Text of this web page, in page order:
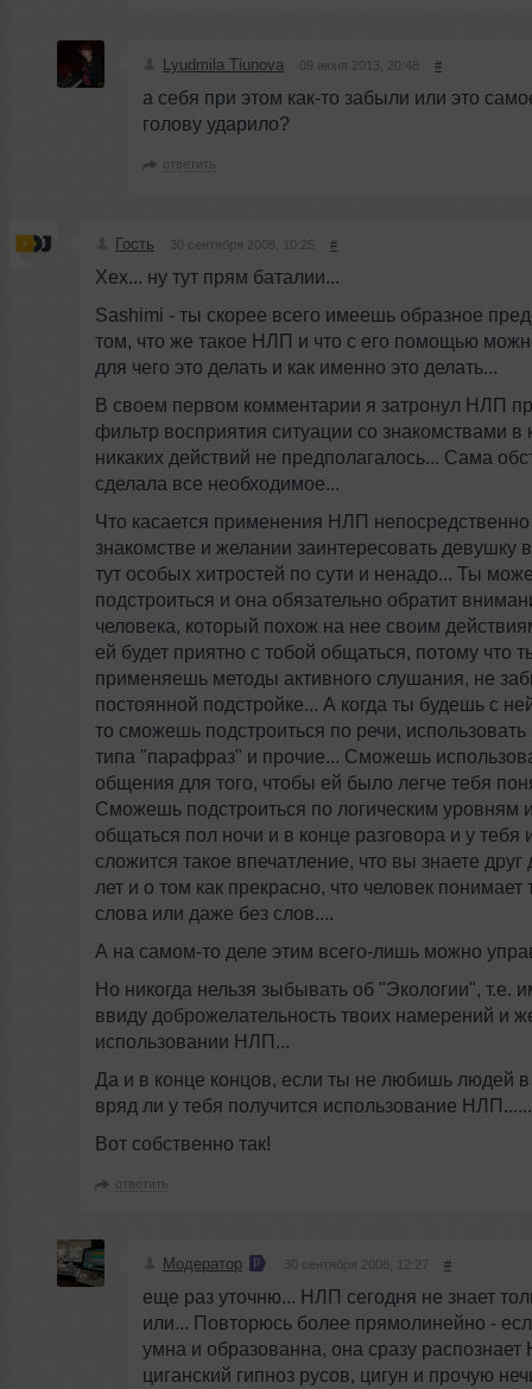
Lyudmila Tiunova 09 июня 2013, 20:48 #
а себя при этом как-то забыли или это
голову ударило?
ответить
Гость 30 сентября 2008, 10:25 #
Хех... ну тут прям баталии...
Sashimi - ты скорее всего имеешь образное
том, что же такое НЛП и что с его помощью
для чего это делать и как именно это делать...
В своем первом комментарии я затронул НЛП
фильтр восприятия ситуации со знакомствами в
никаких действий не предполагалось... Сама
сделала все необходимое...
Что касается применения НЛП
знакомстве и желании заинтересовать девушку
тут особых хитростей по сути и ненадо... Ты
подстроиться и она обязательно обратит
человека, который похож на нее своим
ей будет приятно с тобой общаться, потому что
применяешь методы активного слушания, не
постоянной подстройке... А когда ты будешь с
то сможешь подстроиться по речи,
типа "парафраз" и прочие... Сможешь
общения для того, чтобы ей было легче тебя
Сможешь подстроиться по логическим уровням
общаться пол ночи и в конце разговора и у тебя
сложится такое впечатление, что вы знаете
лет и о том как прекрасно, что человек понимает
слова или даже без слов....
А на самом-то деле этим всего-лишь можно
Но никогда нельзя зыбывать об "Экологии", т.е.
ввиду доброжелательность твоих намерений и
использовании НЛП...
Да и в конце концов, если ты не любишь людей
вряд ли у тебя получится использование
Вот собственно так!
ответить
Модератор 30 сентября 2008, 12:27 #
еще раз уточню... НЛП сегодня не знает
или... Повторюсь более прямолинейно -
умна и образованна, она сразу
циганский гипноз русов, цигун и прочую